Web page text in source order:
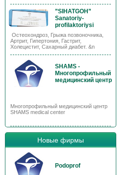
”SIHATGOH”
Sanatoriy-
profilaktoriysi
Остеохондроз, Грыжа позвоночника,
Артрит, Гипертония, Гастрит,
Холецистит, Сахарный диабет. &n
SHAMS -
Многопрофильный
медицинский центр
Многопрофильный медицинский центр
SHAMS medical center
Новые фирмы
Podoprof